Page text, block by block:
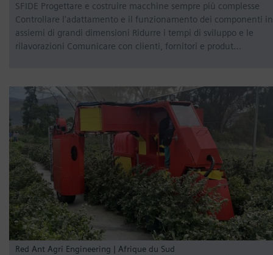
SFIDE Progettare e costruire macchine sempre più complesse
Controllare l'adattamento e il funzionamento dei componenti in
assiemi di grandi dimensioni Ridurre i tempi di sviluppo e le
rilavorazioni Comunicare con clienti, fornitori e produt…
Red Ant Agri Engineering | Afrique du Sud